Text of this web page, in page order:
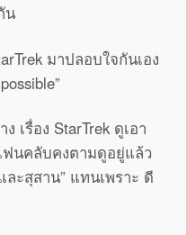
น
มาปลอบใจกันเอง
เรื่อง StarTrek ดูเอา
ฟนคลับคงตามดูอยู่แล้ว
ะสุสาน” แทนเพราะ ดี